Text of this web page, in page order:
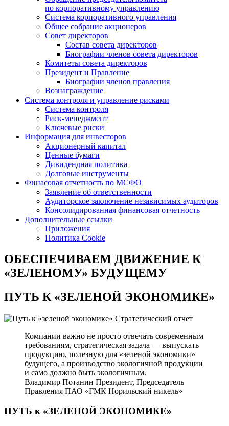
по корпоративному управлению
Система корпоративного управления
Общее собрание акционеров
Совет директоров
Состав совета директоров
Биографии членов совета директоров
Комитеты совета директоров
Президент и Правление
Биографии членов правления
Вознаграждение
Система контроля и управление рисками
Система контроля
Риск-менеджмент
Ключевые риски
Информация для инвесторов
Акционерный капитал
Ценные бумаги
Дивидендная политика
Долговые инструменты
Финасовая отчетность по МСФО
Заявление об ответственности
Аудиторское заключение независимых аудиторов
Консолидированная финансовая отчетность
Дополнительные ссылки
Приложения
Политика Cookie
ОБЕСПЕЧИВАЕМ ДВИЖЕНИЕ К
«ЗЕЛЕНОМУ» БУДУЩЕМУ
ПУТЬ К«ЗЕЛЕНОЙ ЭКОНОМИКЕ»
Стратегический отчет
Компании важно не просто отвечать современным
требованиям, стратегическая задача — выпускать
продукцию, полезную для «зеленой экономики»
будущего, а производство экологичной продукции
и само должно быть экологичным.
Владимир Потанин Президент, Председатель
Правления ПАО «ГМК Норильский никель»
ПУТЬ к «ЗЕЛЕНОЙ ЭКОНОМИКЕ»